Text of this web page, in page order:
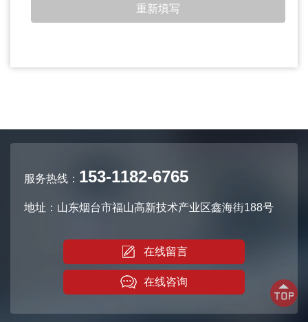
服务热线： 153-1182-6765
地址：山东烟台市福山高新技术产业区鑫海街188号
在线留言
在线咨询